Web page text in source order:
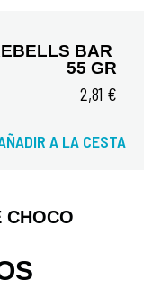
BAR
55 GR
2,81 €
A LA CESTA
CHOCO